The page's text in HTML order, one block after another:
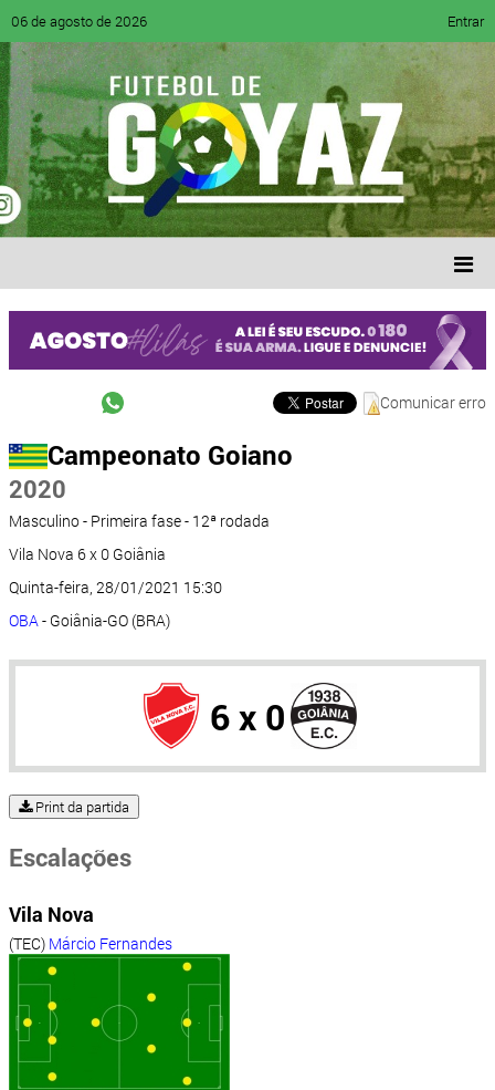
06 de agosto de 2026 Entrar
Comunicar erro
Campeonato Goiano
2020
Masculino - Primeira fase - 12ª rodada
Vila Nova 6 x 0 Goiânia
Quinta-feira, 28/01/2021 15:30
OBA- Goiânia-GO (BRA)
6 x 0
Print da partida
Escalações
Vila Nova
(TEC) Márcio Fernandes